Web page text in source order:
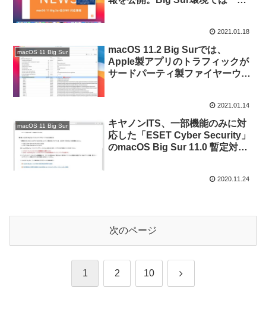
2021.01.18
macOS 11 Big Sur
macOS 11.2 Big Surでは、
Apple製アプリのトラフィックが
サードパーティ製ファイヤーウォ
2021.01.14
macOS 11 Big Sur
キヤノンITS、一部機能のみに対
応した「ESET Cyber Security」
のmacOS Big Sur 11.0 暫定対応
2020.11.24
次のページ
1 2 10 次